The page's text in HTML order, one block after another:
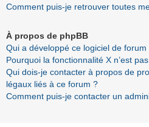
Comment puis-je retrouver toutes
À propos de phpBB
Qui a développé ce logiciel de
Pourquoi la fonctionnalité X n’est
Qui dois-je contacter à propos de
légaux liés à ce forum ?
Comment puis-je contacter un